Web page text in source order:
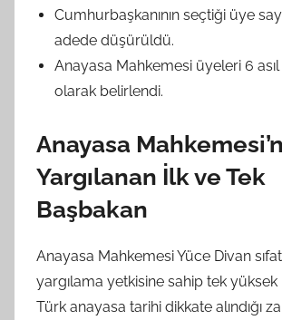
Cumhurbaşkanının seçtiği üye
adede düşürüldü.
Anayasa Mahkemesi üyeleri 6
olarak belirlendi.
Anayasa
Yargılanan İlk ve Tek
Başbakan
Anayasa Mahkemesi Yüce Divan
yargılama yetkisine sahip tek yüksek
Türk anayasa tarihi dikkate alındığı